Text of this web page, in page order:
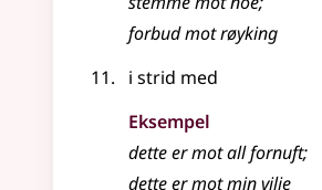
forbudmotrøyking
i strid med
Eksempel
dette ermotall fornuft;
dette ermotmin vilje